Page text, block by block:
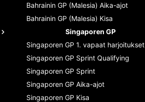
Bahrainin GP (Malesia) Aika-ajot
Bahrainin GP (Malesia) Kisa
Singaporen GP
Singaporen GP 1. vapaat harjoitukset
Singaporen GP Sprint Qualifying
Singaporen GP Sprint
Singaporen GP Aika-ajot
Singaporen GP Kisa